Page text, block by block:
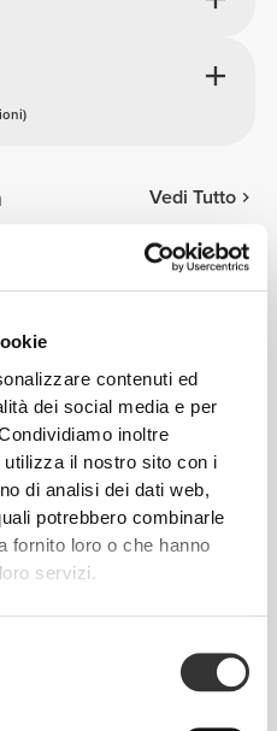
contenuti ed
dei social media e per
inoltre
il nostro sito con i
di analisi dei dati web,
potrebbero combinarle
fornito loro o che hanno
servizi.
Vedi Tutto